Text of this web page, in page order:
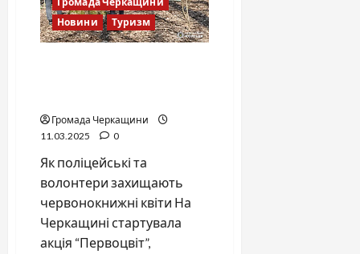
безробітним
Новини
Туризм
Громада Черкащини
11.03.2025
0
Як поліцейські та
волонтери захищають
червонокнижні квіти На
Черкащині стартувала
акція “Первоцвіт”,